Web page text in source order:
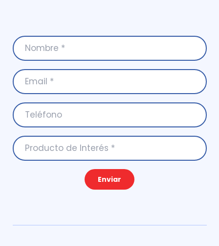
Enviar